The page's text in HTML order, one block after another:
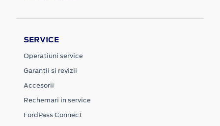
SERVICE
Operatiuni service
Garantii si revizii
Accesorii
Rechemari in service
FordPass Connect